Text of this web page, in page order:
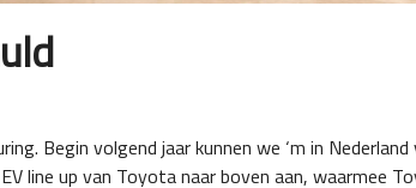
Begin volgend jaar kunnen we ‘m in
line up van Toyota naar boven aan, waarmee